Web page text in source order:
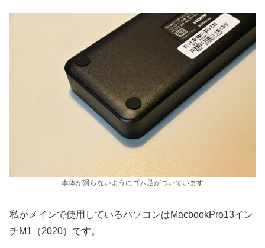
本体が滑らないようにゴム足がついています
私がメインで使用しているパソコンはMacbookPro13イン
チM1（2020）です。